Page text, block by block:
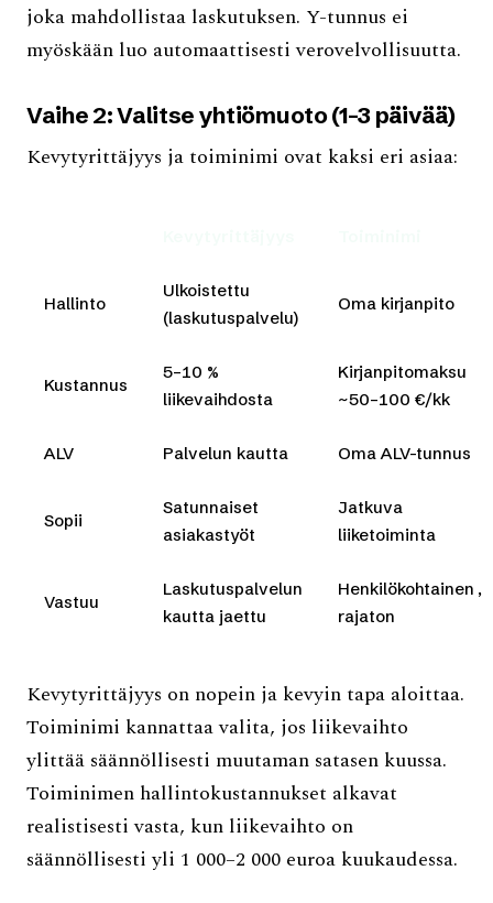
joka mahdollistaa laskutuksen. Y-tunnus ei
myöskään luo automaattisesti verovelvollisuutta.
Vaihe 2: Valitse yhtiömuoto (1–3 päivää)
Kevytyrittäjyys ja toiminimi ovat kaksi eri asiaa:
Hallinto
Ulkoistettu
(laskutuspalvelu)
Oma kirjanpito
Kustannus
5–10 %
liikevaihdosta
Kirjanpitomaksu
~50–100 €/kk
ALV Palvelun kautta Oma ALV-tunnus
Sopii
Satunnaiset
asiakastyöt
Jatkuva
liiketoiminta
Vastuu
Laskutuspalvelun
kautta jaettu
Henkilökohtainen,
rajaton
Kevytyrittäjyys on nopein ja kevyin tapa aloittaa.
Toiminimi kannattaa valita, jos liikevaihto
ylittää säännöllisesti muutaman satasen kuussa.
Toiminimen hallintokustannukset alkavat
realistisesti vasta, kun liikevaihto on
säännöllisesti yli 1 000–2 000 euroa kuukaudessa.